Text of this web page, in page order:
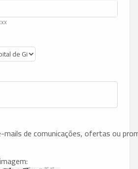
mails de comunicações, ofertas ou